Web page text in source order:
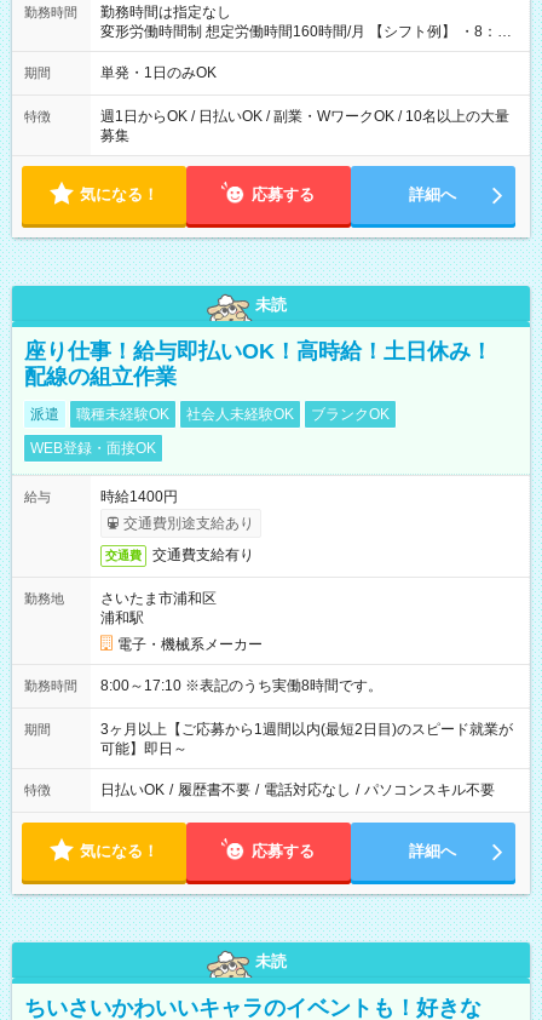
勤務時間
勤務時間は指定なし
変形労働時間制 想定労働時間160時間/月 【シフト例】 ・8：00
～21：00
期間 単発・1日のみOK
特徴
週1日からOK / 日払いOK / 副業・WワークOK / 10名以上の大量
募集
気になる！ 応募する 詳細へ
未読
座り仕事！給与即払いOK！高時給！土日休み！
配線の組立作業
派遣 職種未経験OK 社会人未経験OK
ブランクOK
WEB登録・面接OK
給与
時給1400円
交通費別途支給あり
交通費 交通費支給有り
勤務地
さいたま市浦和区
浦和駅
電子・機械系メーカー
勤務時間 8:00～17:10 ※表記のうち実働8時間です。
期間
3ヶ月以上【ご応募から1週間以内(最短2日目)のスピード就業が
可能】即日～
特徴 日払いOK / 履歴書不要 / 電話対応なし / パソコンスキル不要
気になる！ 応募する 詳細へ
未読
ちいさいかわいいキャラのイベントも！好きな